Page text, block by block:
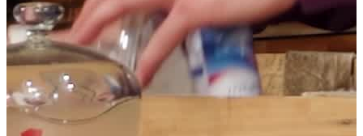
Teamevents